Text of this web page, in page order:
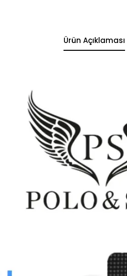
Ürün Açıklaması